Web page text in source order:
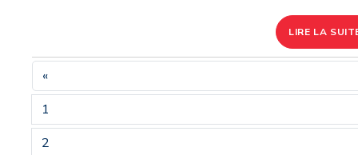
LIRE LA
«
1
2